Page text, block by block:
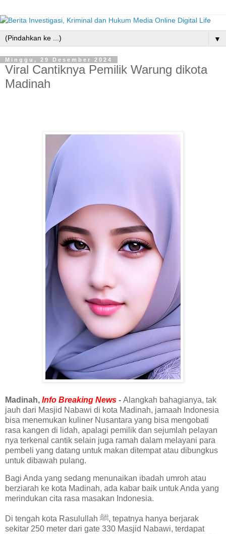
▼
Minggu, 29 Desember 2024
Viral Cantiknya Pemilik Warung dikota
Madinah
Madinah, Info Breaking News - Alangkah bahagianya, tak
jauh dari Masjid Nabawi di kota Madinah, jamaah Indonesia
bisa menemukan kuliner Nusantara yang bisa mengobati
rasa kangen di lidah, apalagi pemilik dan sejumlah pelayan
nya terkenal cantik selain juga ramah dalam melayani para
pembeli yang datang untuk makan ditempat atau dibungkus
untuk dibawah pulang.
Bagi Anda yang sedang menunaikan ibadah umroh atau
berziarah ke kota Madinah, ada kabar baik untuk Anda yang
merindukan cita rasa masakan Indonesia.
Di tengah kota Rasulullah ﷺ, tepatnya hanya berjarak
sekitar 250 meter dari gate 330 Masjid Nabawi, terdapat